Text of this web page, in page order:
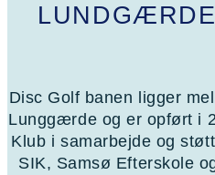
Disc Golf banen ligger
Lunggærde og er opført i
Klub i samarbejde og
SIK, Samsø Efterskole